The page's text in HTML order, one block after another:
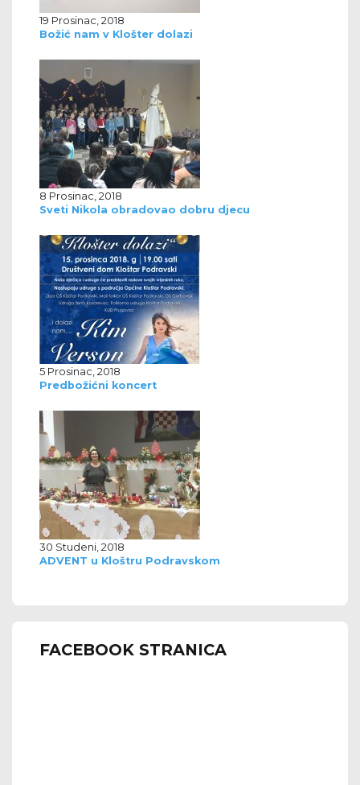
19 Prosinac, 2018
Božić nam v Klošter dolazi
8 Prosinac, 2018
Sveti Nikola obradovao dobru djecu
5 Prosinac, 2018
Predbožićni koncert
30 Studeni, 2018
ADVENT u Kloštru Podravskom
FACEBOOK STRANICA